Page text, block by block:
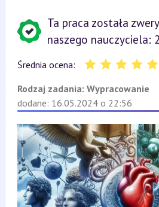
Ta praca została
naszego nauczyciela:
Średnia ocena:
Rodzaj zadania: Wypracowanie
dodane: 16.05.2024 o 22:56